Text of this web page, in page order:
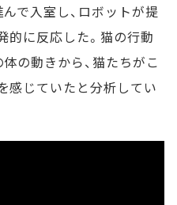
で入室し、ロボットが提
的に反応した。猫の行動
の動きから、猫たちがこ
感じていたと分析してい